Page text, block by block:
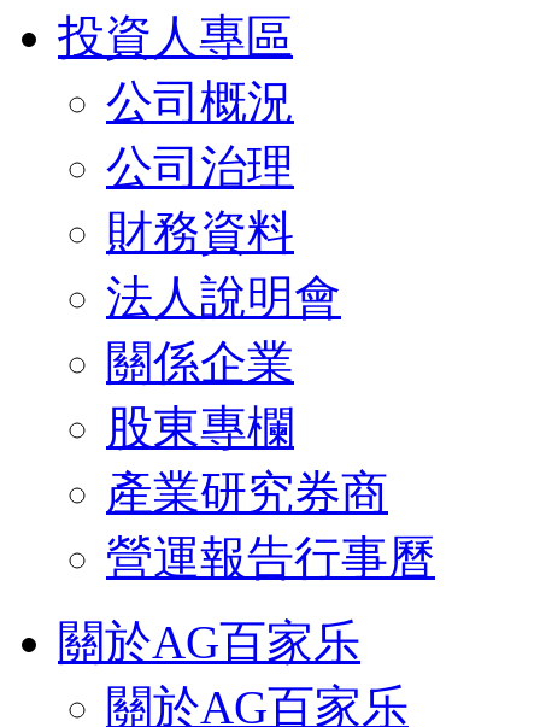
投資人專區
公司概況
公司治理
財務資料
法人說明會
關係企業
股東專欄
產業研究券商
營運報告行事曆
關於AG百家乐
關於AG百家乐